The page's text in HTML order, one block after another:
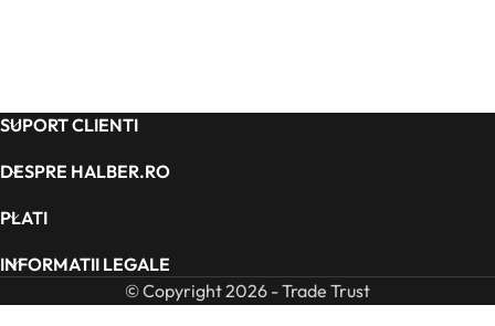
SUPORT CLIENTI
DESPRE HALBER.RO
PLATI
INFORMATII LEGALE
© Copyright 2026 - Trade Trust